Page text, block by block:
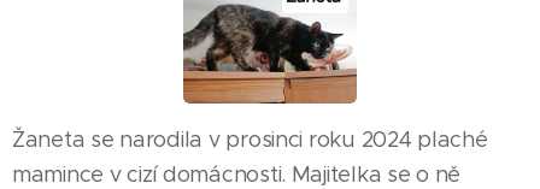
Žaneta se narodila v prosinci roku 2024 plaché
mamince v cizí domácnosti. Majitelka se o ně